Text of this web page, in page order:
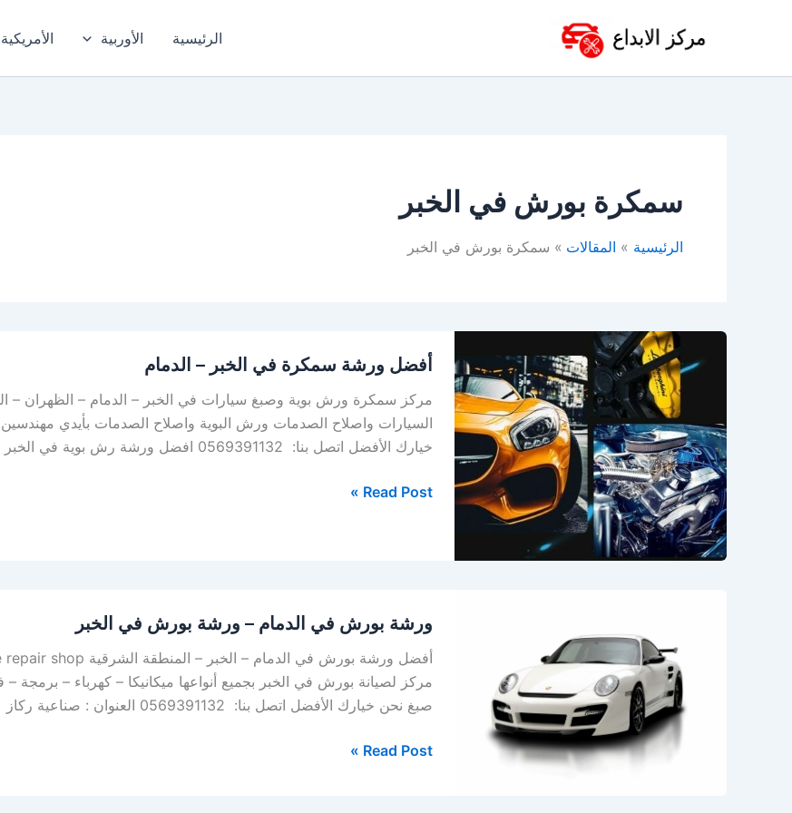
الرئيسية الأوربية الأمريكية
سمكرة بورش في الخبر
الرئيسية المقالات سمكرة بورش في الخبر
أفضل ورشة سمكرة في الخبر – الدمام
مركز سمكرة ورش بوية وصبغ سيارات في الخبر – الدمام – الظهران –
السيارات واصلاح الصدمات ورش البوية واصلاح الصدمات بأيدي
خيارك الأفضل اتصل بنا: 0569391132 افضل ورشة رش بوية في الخبر – الدمام – الظهران كما ايضاً […]
ورشة
في
الخبر
الدمام
Read Post »
ورشة بورش في الدمام – ورشة بورش في الخبر
مركز لصيانة بورش في الخبر بجميع أنواعها ميكانيكا – كهرباء –
صبغ نحن خيارك الأفضل اتصل بنا: 0569391132 العنوان : صناعية ركاز
بورش
في
الدمام
ورشة
بورش
Read Post »